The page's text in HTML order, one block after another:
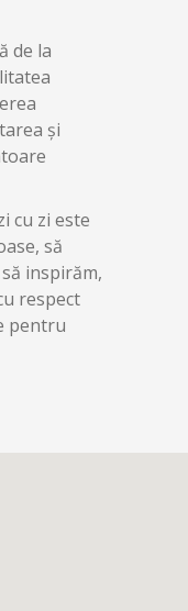
de la
și
cu zi este
să
inspirăm,
respect
pentru